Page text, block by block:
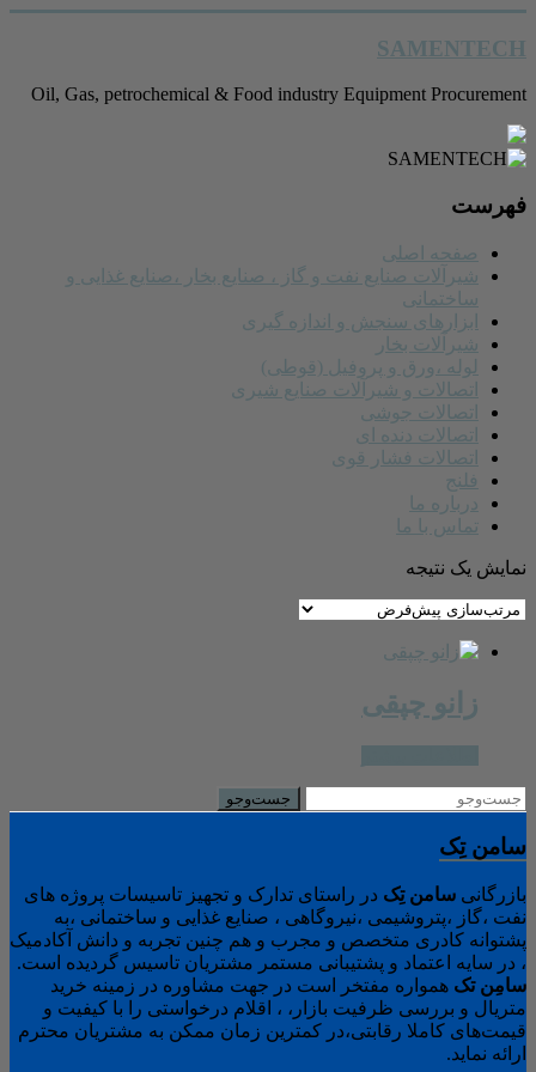
به
SAMENTECH
Oil, Gas, petrochemical & Food industry Equipment Procurement
فهرست
صفحه اصلی
شیرآلات صنایع نفت و گاز ، صنایع بخار ،صنایع غذایی و
ساختمانی
ابزارهای سنجش و اندازه گیری
شیرآلات بخار
لوله ،ورق و پروفیل (قوطی)
اتصالات و شیرآلات صنایع شیری
اتصالات جوشی
اتصالات دنده ای
اتصالات فشار قوی
فلنج
درباره ما
تماس با ما
نمایش یک نتیجه
زانو چپقی
سامن تِک
بازرگانی سامن تِک در راستای تدارک و تجهیز تاسیسات پروژه های
نفت ،گاز ،پتروشیمی ،نیروگاهی ، صنایع غذایی و ساختمانی ،به
پشتوانه کادری متخصص و مجرب و هم چنین تجربه و دانش آکادمیک
، در سایه اعتماد و پشتیبانی مستمر مشتریان تاسیس گردیده است.
سامِن تک همواره مفتخر است در جهت مشاوره در زمینه خرید
متریال و بررسی ظرفیت بازار، ، اقلام درخواستی را با کیفیت و
قیمت‌های کاملا رقابتی،در کمترین زمان ممکن به مشتریان محترم
ارائه نماید.